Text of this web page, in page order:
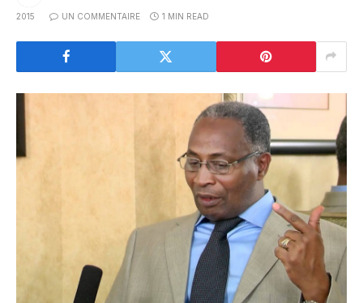
2015 UN COMMENTAIRE 1 MIN READ